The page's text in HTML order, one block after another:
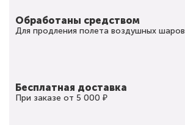
Обработаны средством
Для продления полета воздушных шаров
Бесплатная доставка
При заказе от 5 000 ₽